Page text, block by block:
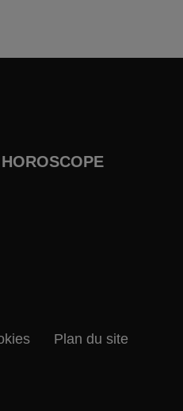
HOROSCOPE
Plan du site